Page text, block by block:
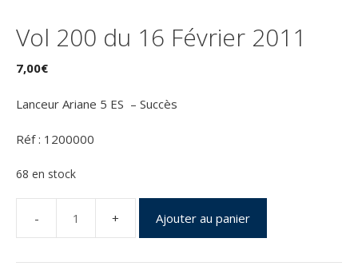
Vol 200 du 16 Février 2011
7,00€
Lanceur Ariane 5 ES – Succès
Réf : 1200000
68 en stock
quantité
de
Vol
Ajouter au panier